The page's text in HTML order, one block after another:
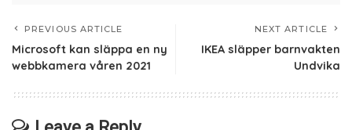
PREVIOUS ARTICLE
Microsoft kan släppa en ny
webbkamera våren 2021
NEXT ARTICLE
IKEA släpper barnvakten
Undvika